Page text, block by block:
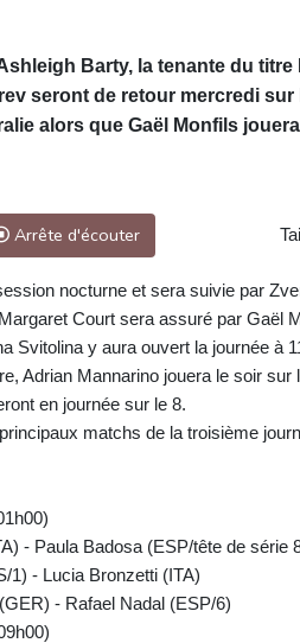
Barty, la tenante du
seront de retour mercredi
alors que Gaël Monfils
Arrête d'écouter
nocturne et sera suivie par
Court sera assuré par Gaël
Svitolina y aura ouvert la journée à
Adrian Mannarino jouera le soir
en journée sur le 8.
matchs de la troisième
- Paula Badosa (ESP/tête de série
1) - Lucia Bronzetti (ITA)
- Rafael Nadal (ESP/6)